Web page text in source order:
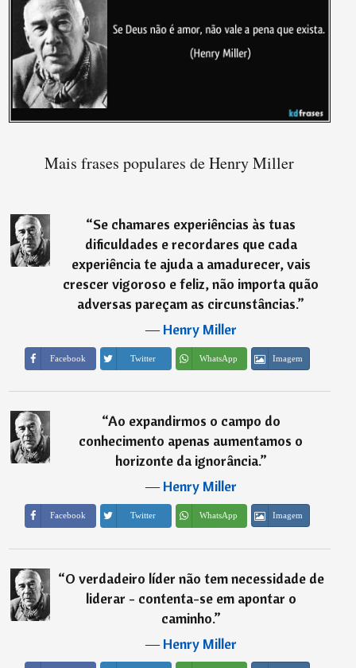
Mais frases populares de Henry Miller
“Se chamares experiências às tuas
dificuldades e recordares que cada
experiência te ajuda a amadurecer, vais
crescer vigoroso e feliz, não importa quão
adversas pareçam as circunstâncias.”
―Henry Miller
Facebook Twitter WhatsApp Imagem
“Ao expandirmos o campo do
conhecimento apenas aumentamos o
horizonte da ignorância.”
―Henry Miller
Facebook Twitter WhatsApp Imagem
“O verdadeiro líder não tem necessidade de
liderar - contenta-se em apontar o
caminho.”
―Henry Miller